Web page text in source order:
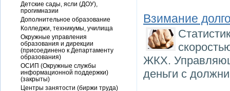
Взимание
ЖКХ.
деньги с
Детские сады, ясли (ДОУ),
прогимназии
Дополнительное образование
Колледжи, техникумы, училища
Окружные управления
образования и дирекции
(присоединено к Департаменту
образования)
ОСИП (Окружные службы
информационной поддержки)
(закрыты)
Центры занятости (биржи труда)